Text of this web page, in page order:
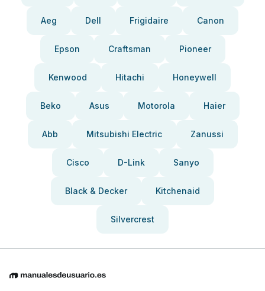
Aeg Dell Frigidaire Canon
Epson Craftsman Pioneer
Kenwood Hitachi Honeywell
Beko Asus Motorola Haier
Abb Mitsubishi Electric Zanussi
Cisco D-Link Sanyo
Black & Decker Kitchenaid
Silvercrest